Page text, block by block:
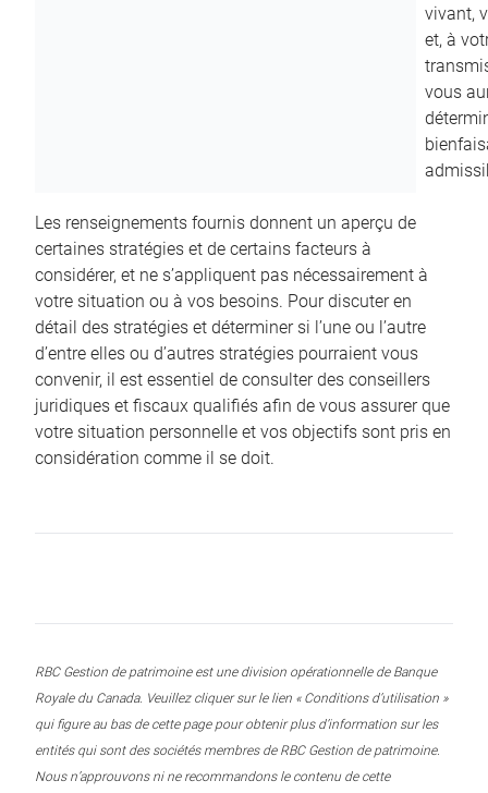
vivant,
et, à
vous
Les renseignements fournis donnent un aperçu de
certaines stratégies et de certains facteurs à
considérer, et ne s’appliquent pas nécessairement à
votre situation ou à vos besoins. Pour discuter en
détail des stratégies et déterminer si l’une ou l’autre
d’entre elles ou d’autres stratégies pourraient vous
convenir, il est essentiel de consulter des conseillers
juridiques et fiscaux qualifiés afin de vous assurer que
votre situation personnelle et vos objectifs sont pris en
considération comme il se doit.
RBC Gestion de patrimoine est une division opérationnelle de Banque
Royale du Canada. Veuillez cliquer sur le lien « Conditions d’utilisation »
qui figure au bas de cette page pour obtenir plus d’information sur les
entités qui sont des sociétés membres de RBC Gestion de patrimoine.
Nous n’approuvons ni ne recommandons le contenu de cette